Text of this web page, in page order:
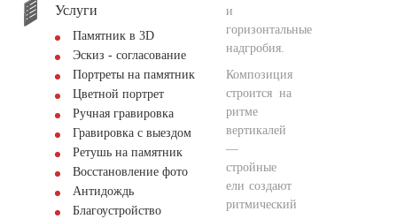
Услуги
Памятник в 3D
Эскиз - согласование
Портреты на памятник
Цветной портрет
Ручная гравировка
Гравировка с выездом
Ретушь на памятник
Восстановление фото
Антидождь
Благоустройство
и
горизонтальные
надгробия.
Композиция
строится на
ритме
вертикалей
—
стройные
ели создают
ритмический